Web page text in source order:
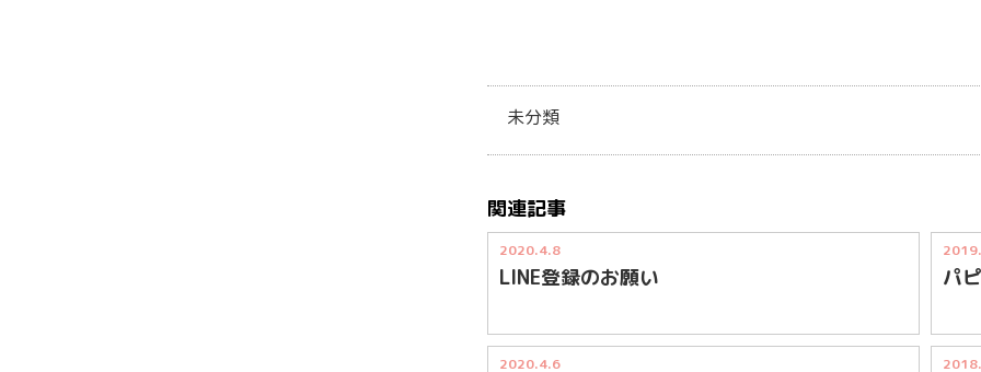
未分類
関連記事
2020.4.8
LINE登録のお願い パ
2020.4.6